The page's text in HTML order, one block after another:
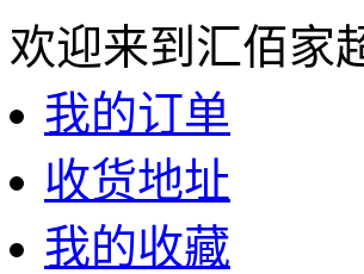
欢迎来到汇佰家
我的订单
收货地址
我的收藏